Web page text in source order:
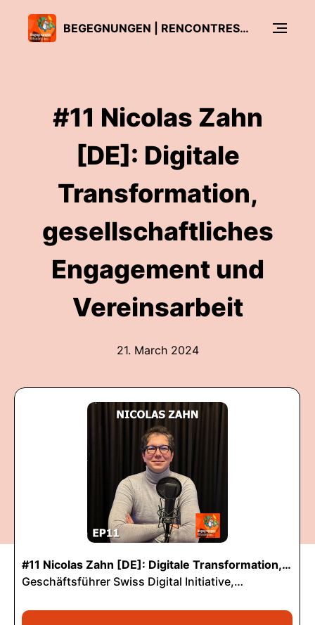
BEGEGNUNGEN | RENCONTRES | INCONTRI @FONDETUDES
#11 Nicolas Zahn
[DE]: Digitale
Transformation,
gesellschaftliches
Engagement und
Vereinsarbeit
21. March 2024